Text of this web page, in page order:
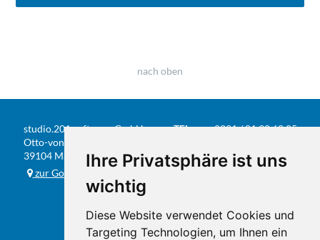
Ihre Privatsphäre ist uns
wichtig
Diese Website verwendet Cookies und
Targeting Technologien, um Ihnen ein
nach oben
studio.201 software GmbH
Otto-von-Guericke-Str. 104
39104 Magdeburg
zur Google-Karte
TEL
0391 / 81 90 68 05
E-MAIL info@studio201.de